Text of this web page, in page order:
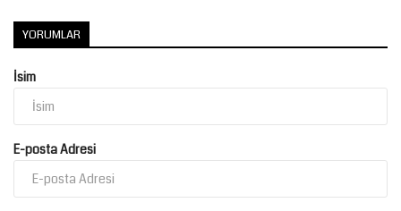
İletişim
Kültür Sanat
YORUMLAR
İsim
E-posta Adresi